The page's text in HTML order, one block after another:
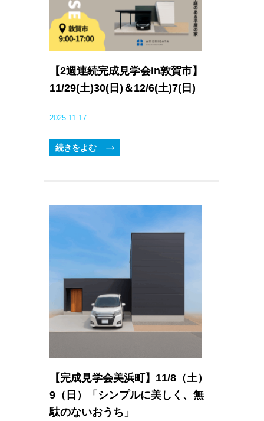
【2週連続完成見学会in敦賀市】
11/29(土)30(日)＆12/6(土)7(日)
2025.11.17
続きをよむ
【完成見学会美浜町】11/8（土）
9（日）「シンプルに美しく、無
駄のないおうち」